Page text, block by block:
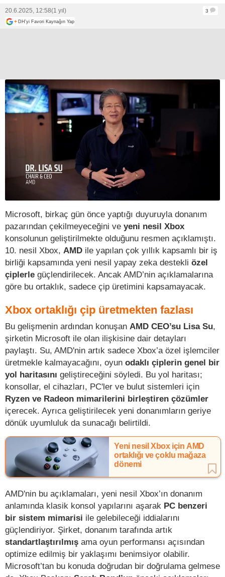
20.6.2025, 12:58(1 yıl)
3
+ DH'yi Favori Kaynağın Yap
Microsoft, birkaç gün önce yaptığı duyuruyla donanım
pazarından çekilmeyeceğini ve yeni nesil Xbox
konsolunun geliştirilmekte olduğunu resmen açıklamıştı.
10. nesil Xbox, AMD ile yapılan çok yıllık kapsamlı bir iş
birliği kapsamında yeni nesil yapay zeka destekli özel
çiplerle güçlendirilecek. Ancak AMD’nin açıklamalarına
göre bu ortaklık, sadece çip üretimini kapsamayacak.
Xbox ortaklığı çip üretmekten fazlası
Bu gelişmenin ardından konuşan AMD CEO’su Lisa Su,
şirketin Microsoft ile olan ilişkisine dair detayları
paylaştı. Su, AMD'nin artık sadece Xbox’a özel işlemciler
üretmekle kalmayacağını, oyun odaklı çiplerin genel bir
yol haritasını geliştireceğini söyledi. Bu yol haritası;
konsollar, el cihazları, PC'ler ve bulut sistemleri için
Ryzen ve Radeon mimarilerini birleştiren çözümler
içerecek. Ayrıca geliştirilecek yeni donanımların geriye
dönük uyumluluk da sunacağı belirtildi.
Yeni nesil Xbox için AMD
ortaklığı ve çoklu mağaza
dönemi
AMD'nin bu açıklamaları, yeni nesil Xbox’ın donanım
anlamında klasik konsol yapılarını aşarak PC benzeri
bir sistem mimarisi ile gelebileceği iddialarını
güçlendiriyor. Şirket, donanım tarafında artık
standartlaştırılmış ama oyun performansı açısından
optimize edilmiş bir yaklaşımı benimsiyor olabilir.
Microsoft’tan bu konuda doğrudan bir doğrulama gelmese